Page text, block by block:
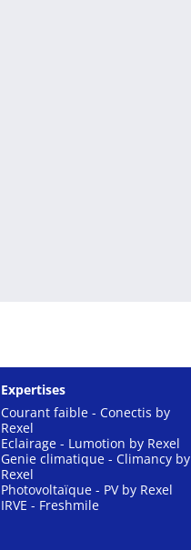
Expertises
Courant faible - Conectis by
Rexel
Eclairage - Lumotion by Rexel
Genie climatique - Climancy by
Rexel
Photovoltaïque - PV by Rexel
IRVE - Freshmile